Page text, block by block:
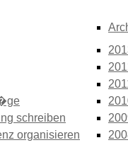
schreiben
organisieren